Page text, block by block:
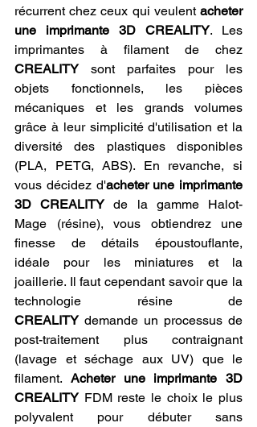
récurrent chez ceux qui veulent acheter
une imprimante 3D CREALITY. Les
CREALITY sont parfaites pour les
objets fonctionnels, les pièces
mécaniques et les grands volumes
grâce à leur simplicité d'utilisation et la
diversité des plastiques disponibles
(PLA, PETG, ABS). En revanche, si
vous décidez d'acheter une imprimante
3D CREALITY de la gamme Halot-
Mage (résine), vous obtiendrez une
finesse de détails époustouflante,
idéale pour les miniatures et la
joaillerie. Il faut cependant savoir que la
CREALITY demande un processus de
post-traitement plus contraignant
(lavage et séchage aux UV) que le
filament. Acheter une imprimante 3D
CREALITY FDM reste le choix le plus
polyvalent pour débuter sans